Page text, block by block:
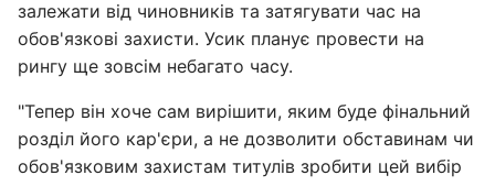
залежати від чиновників та затягувати час на
обов'язкові захисти. Усик планує провести на
рингу ще зовсім небагато часу.
"Тепер він хоче сам вирішити, яким буде фінальний
розділ його кар'єри, а не дозволити обставинам чи
обов'язковим захистам титулів зробити цей вибір